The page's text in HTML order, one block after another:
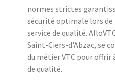
normes strictes
sécurité optimale lors de
service de qualité.
Saint-Ciers-d'Abzac, se
du métier VTC pour offrir
de qualité.